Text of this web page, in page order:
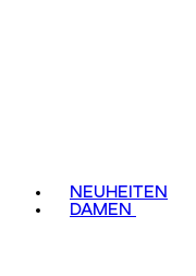
NEUHEITEN
DAMEN